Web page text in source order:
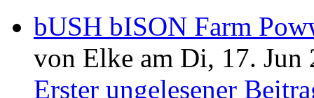
bUSH bISON Farm
von Elke am Di, 17. Jun
Erster ungelesener